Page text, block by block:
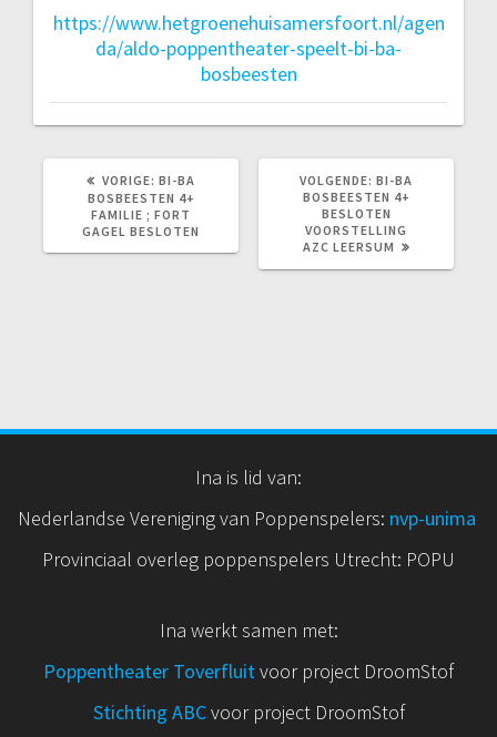
https://www.hetgroenehuisamersfoort.nl/agen
da/aldo-poppentheater-speelt-bi-ba-
bosbeesten
VORIGE: VORIG
BERICHT:
BI-BA
BOSBEESTEN 4+
FAMILIE ; FORT
GAGEL BESLOTEN
VOLGENDE: VOLGEND
BERICHT:
BI-BA
BOSBEESTEN 4+
BESLOTEN
VOORSTELLING
AZC LEERSUM
Ina is lid van:
Nederlandse Vereniging van Poppenspelers: nvp-unima
Provinciaal overleg poppenspelers Utrecht: POPU
Ina werkt samen met:
Poppentheater Toverfluitvoor project DroomStof
Stichting ABCvoor project DroomStof